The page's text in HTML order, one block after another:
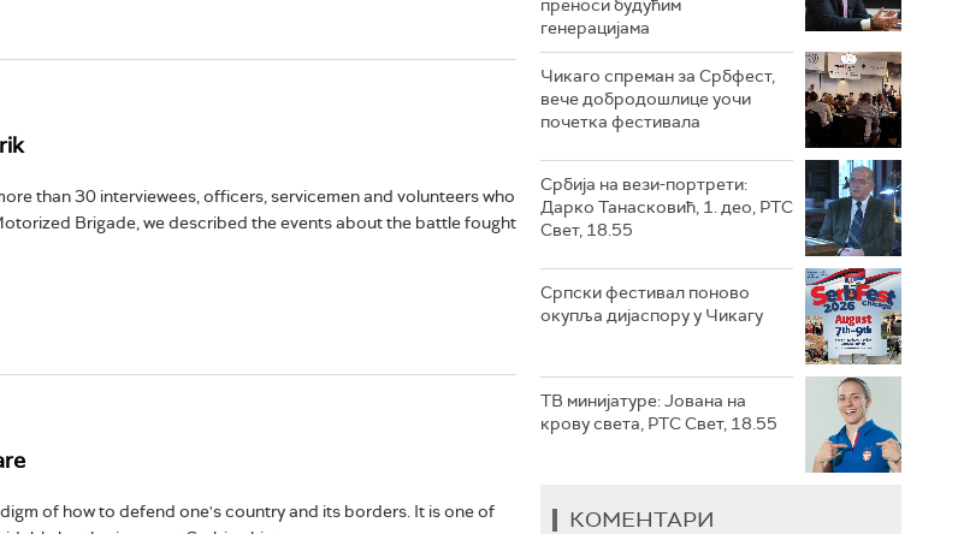
than 30 interviewees, officers, servicemen and volunteers who
Brigade, we described the events about the battle fought
of how to defend one's country and its borders. It is one of
генерацијама
Чикаго спреман за Србфест,
вече добродошлице уочи
почетка фестивала
Србија на вези-портрети:
Дарко Танасковић, 1. део, РТС
Свет, 18.55
Српски фестивал поново
окупља дијаспору у Чикагу
ТВ минијатуре: Јована на
крову света, РТС Свет, 18.55
КОМЕНТАРИ